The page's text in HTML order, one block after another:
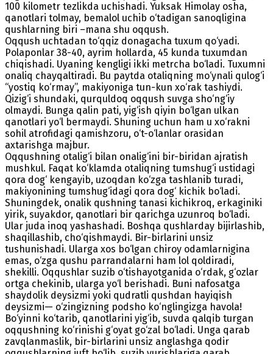
100 kilometr tezlikda uchishadi. Yuksak Himolay osha,
qanotlari tolmay, bemalol uchib o‘tadigan sanoqligina
qushlarning biri –mana shu oqqush.
Oqqush uchtadan to‘qqiz donagacha tuxum qo‘yadi.
Polaponlar 38-40, ayrim hollarda, 45 kunda tuxumdan
chiqishadi. Uyaning kengligi ikki metrcha bo‘ladi. Tuxumni
onaliq chayqaltiradi. Bu paytda otaliqning mo‘ynali qulog‘i
“yostiq ko‘rmay”, makiyoniga tun-kun xo‘rak tashiydi.
Qizig‘i shundaki, qurquldoq oqqush suvga sho‘ng‘iy
olmaydi. Bunga qalin pati, yig‘ish qiyin bo‘lgan ulkan
qanotlari yo‘l bermaydi. Shuning uchun ham u xo‘rakni
sohil atrofidagi qamishzoru, o‘t-o‘lanlar orasidan
axtarishga majbur.
Oqqushning otalig‘i bilan onalig‘ini bir-biridan ajratish
mushkul. Faqat ko‘klamda otaliqning tumshug‘i ustidagi
qora dog‘ kengayib, uzoqdan ko‘zga tashlanib turadi,
makiyonining tumshug‘idagi qora dog‘ kichik bo‘ladi.
Shuningdek, onalik qushning tanasi kichikroq, erkaginiki
yirik, suyakdor, qanotlari bir qarichga uzunroq bo‘ladi.
Ular juda inoq yashashadi. Boshqa qushlarday bijirlashib,
shaqillashib, cho‘qishmaydi. Bir-birlarini unsiz
tushunishadi. Ularga xos bo‘lgan chiroy odamlarnigina
emas, o‘zga qushu parrandalarni ham lol qoldiradi,
shekilli. Oqqushlar suzib o‘tishayotganida o‘rdak, g‘ozlar
ortga chekinib, ularga yo‘l berishadi. Buni nafosatga
shaydolik deysizmi yoki qudratli qushdan hayiqish
deysizmi— o‘zingizning podsho ko‘nglingizga havola!
Bo‘yinni ko‘tarib, qanotlarini yig‘ib, suvda qalqib turgan
oqqushning ko‘rinishi g‘oyat go‘zal bo‘ladi. Unga qarab
zavqlanmaslik, bir-birlarini unsiz anglashga qodir